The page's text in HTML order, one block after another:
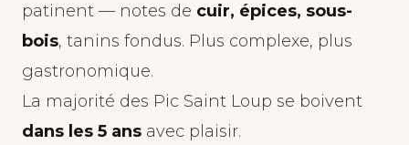
patinent — notes de cuir, épices, sous-
bois, tanins fondus. Plus complexe, plus
gastronomique.
La majorité des Pic Saint Loup se boivent
dans les 5 ans avec plaisir.